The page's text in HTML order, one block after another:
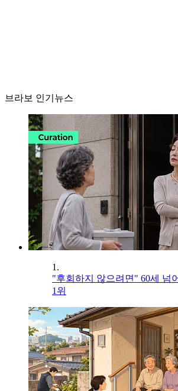
브라보 인기뉴스
1.
"후회하지 않으려면" 60세 넘
1위